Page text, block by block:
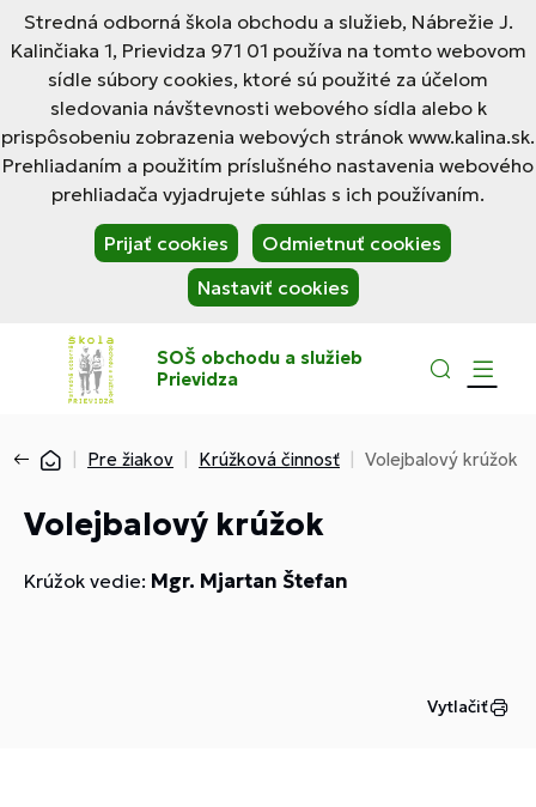
Stredná odborná škola obchodu a služieb, Nábrežie J.
Kalinčiaka 1, Prievidza 971 01 používa na tomto webovom
sídle súbory cookies, ktoré sú použité za účelom
sledovania návštevnosti webového sídla alebo k
prispôsobeniu zobrazenia webových stránok www.kalina.sk.
Prehliadaním a použitím príslušného nastavenia webového
prehliadača vyjadrujete súhlas s ich používaním.
Prijať cookies
Odmietnuť cookies
Nastaviť cookies
SOŠ obchodu a služieb
Prievidza
Pre žiakov Krúžková činnosť Volejbalový krúžok
Volejbalový krúžok
Krúžok vedie: Mgr. Mjartan Štefan
Vytlačiť